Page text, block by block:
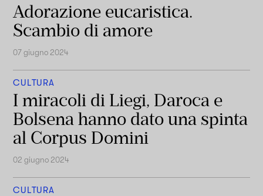
Adorazione eucaristica.
Scambio di amore
07 giugno 2024
CULTURA
I miracoli di Liegi, Daroca e
Bolsena hanno dato una spinta
al Corpus Domini
02 giugno 2024
CULTURA